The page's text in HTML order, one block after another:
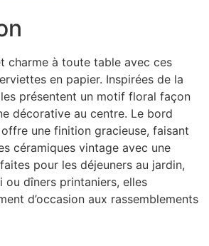
charme à toute table avec ces
en papier. Inspirées de la
présentent un motif floral façon
décorative au centre. Le bord
une finition gracieuse, faisant
céramiques vintage avec une
pour les déjeuners au jardin,
ou dîners printaniers, elles
d’occasion aux rassemblements